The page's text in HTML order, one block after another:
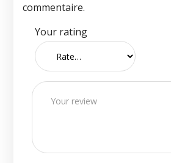
commentaire.
Your rating